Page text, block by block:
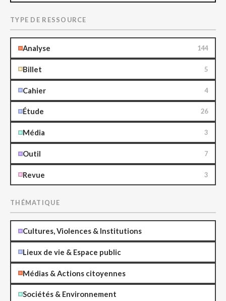
TYPE DE RESSOURCE
Analyse 144
Billet 5
Cahier 4
Étude 26
Média 3
Outil 7
Revue 3
THÉMATIQUE
Cultures, Violences & Institutions
Lieux de vie & Espace public
Médias & Actions citoyennes
Sociétés & Environnement